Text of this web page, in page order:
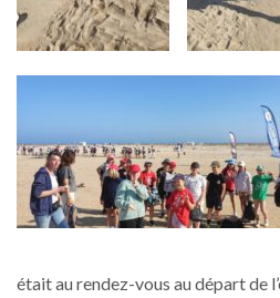
était au rendez-vous au départ de